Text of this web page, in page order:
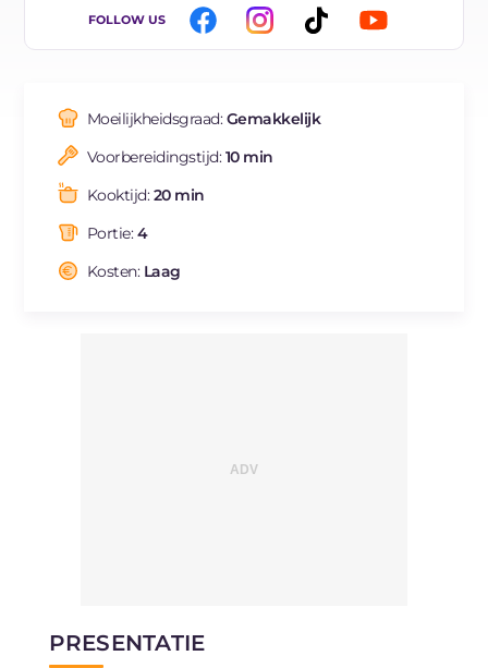
ES
FR
BR
FOLLOW US
Moeilijkheidsgraad:Gemakkelijk
Voorbereidingstijd:10 min
Kooktijd:20 min
Portie:4
Kosten: Laag
PRESENTATIE